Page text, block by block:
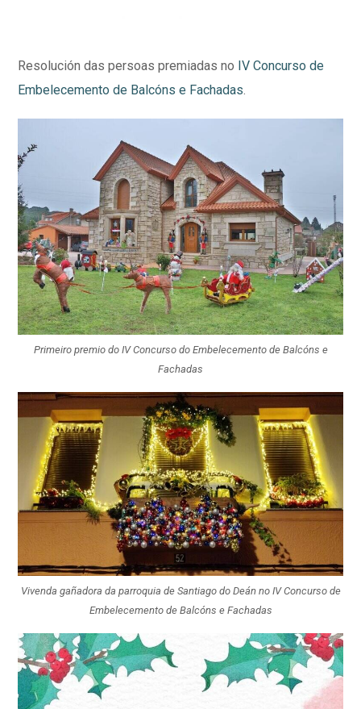
Resolución das persoas premiadas no IV Concurso de
Embelecemento de Balcóns e Fachadas
Primeiro premio do IV Concurso do Embelecemento de Balcóns e
Fachadas
Vivenda gañadora da parroquia de Santiago do Deán no IV Concurso de
Embelecemento de Balcóns e Fachadas